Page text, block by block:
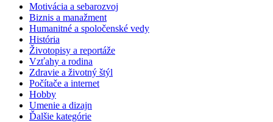
Motivácia a sebarozvoj
Biznis a manažment
Humanitné a spoločenské vedy
História
Životopisy a reportáže
Vzťahy a rodina
Zdravie a životný štýl
Počítače a internet
Hobby
Umenie a dizajn
Ďalšie kategórie